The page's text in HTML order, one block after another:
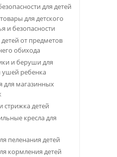
для детей
для детского
и безопасности
от предметов
обихода
и беруши для
ребенка
для магазинных
стрижка детей
кресла для
пеленания детей
кормления детей